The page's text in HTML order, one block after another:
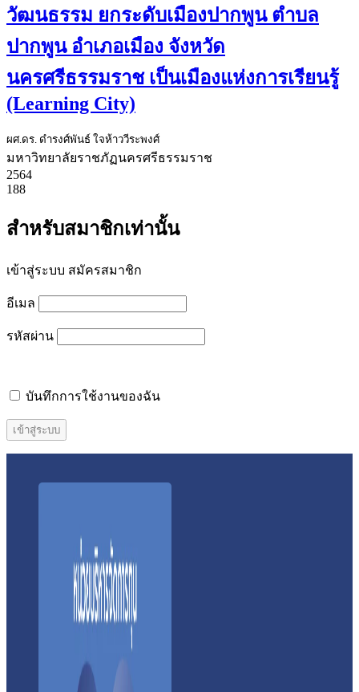
วัฒนธรรม ยกระดับเมืองปากพูน ตำบล
ปากพูน อำเภอเมือง จังหวัด
นครศรีธรรมราช เป็นเมืองแห่งการเรียนรู้
(Learning City)
ผศ.ดร. ดำรงศ์พันธ์ ใจห้าววีระพงศ์
มหาวิทยาลัยราชภัฏนครศรีธรรมราช
2564
188
สำหรับสมาชิกเท่านั้น
เข้าสู่ระบบ สมัครสมาชิก
อีเมล
รหัสผ่าน
บันทึกการใช้งานของฉัน